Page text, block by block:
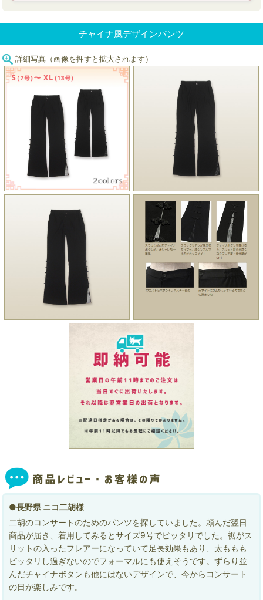
チャイナ風デザインパンツ
詳細写真（画像を押すと拡大されます）
●長野県 ニコ二胡様
二胡のコンサートのためのパンツを探していました。頼んだ翌日
商品が届き、着用してみるとサイズ9号でピッタリでした。裾がス
リットの入ったフレアーになっていて足長効果もあり、太ももも
ピッタリし過ぎないのでフォーマルにも使えそうです。ずらり並
んだチャイナボタンも他にはないデザインで、今からコンサート
の日が楽しみです。